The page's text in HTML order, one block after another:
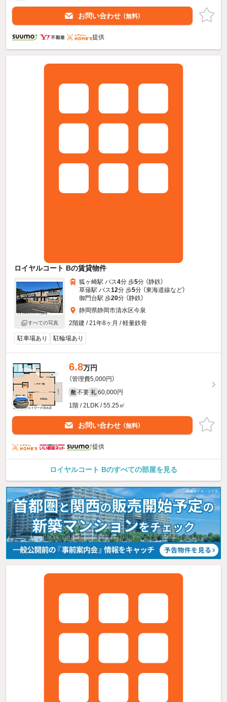
お問い合わせ （無料）
提供
ロイヤルコート Bの賃貸物件
すべての写真
狐ヶ崎駅 バス4分 歩5分 （静鉄）
草薙駅 バス12分 歩5分 （東海道線など）
御門台駅 歩20分 （静鉄）
静岡県静岡市清水区今泉
2階建 / 21年8ヶ月 / 軽量鉄骨
駐車場あり 駐輪場あり
6.8万円
（管理費5,000円）
敷 不要 礼 60,000円
1階 / 2LDK / 55.25㎡
お問い合わせ （無料）
提供
ロイヤルコート Bのすべての部屋を見る